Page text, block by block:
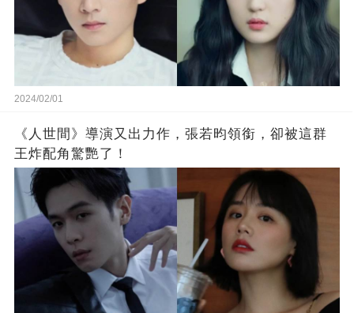
2024/02/01
《人世間》導演又出力作，張若昀領銜，卻被這群
王炸配角驚艷了！